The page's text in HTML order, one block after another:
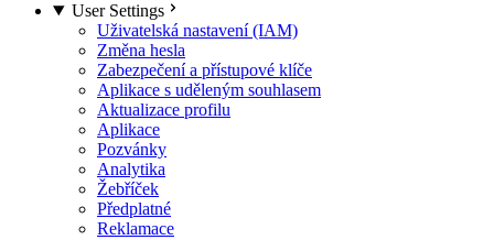
User Settings
Uživatelská nastavení (IAM)
Změna hesla
Zabezpečení a přístupové klíče
Aplikace s uděleným souhlasem
Aktualizace profilu
Aplikace
Pozvánky
Analytika
Žebříček
Předplatné
Reklamace